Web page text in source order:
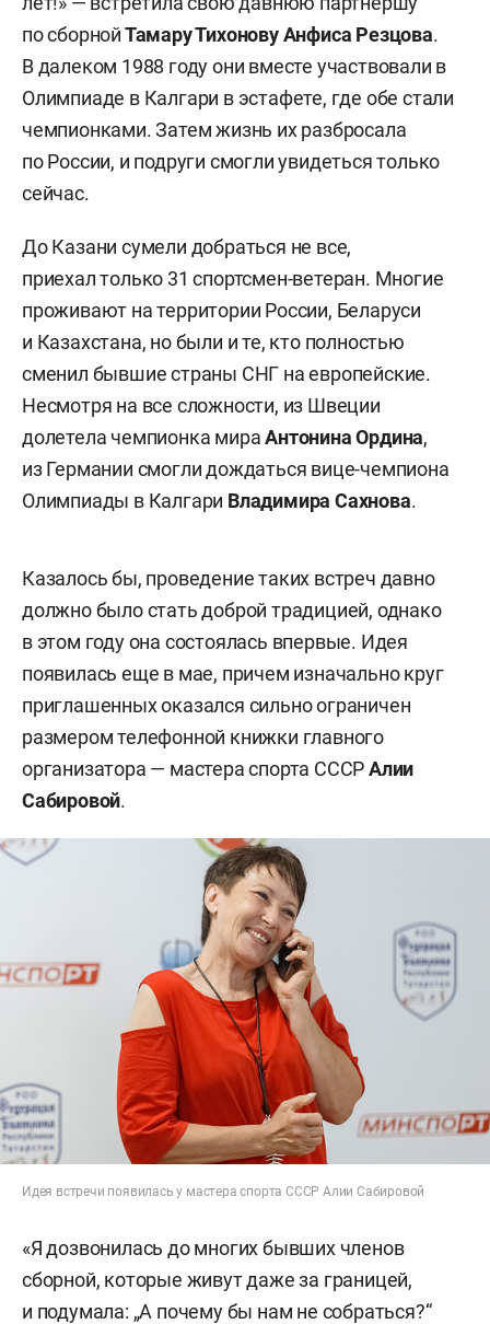
по сборнойТамару Тихонову Анфиса Резцова.
В далеком 1988 году они вместе участвовали в
Олимпиаде в Калгари в эстафете, где обе стали
чемпионками. Затем жизнь их разбросала
по России, и подруги смогли увидеться только
сейчас.
До Казани сумели добраться не все,
приехал только 31 спортсмен-ветеран. Многие
проживают на территории России, Беларуси
и Казахстана, но были и те, кто полностью
сменил бывшие страны СНГ на европейские.
Несмотря на все сложности, из Швеции
долетела чемпионка мираАнтонина Ордина,
из Германии смогли дождаться вице-чемпиона
Олимпиады в Калгари Владимира Сахнова.
Казалось бы, проведение таких встреч давно
должно было стать доброй традицией, однако
в этом году она состоялась впервые. Идея
появилась еще в мае, причем изначально круг
приглашенных оказался сильно ограничен
размером телефонной книжки главного
организатора — мастера спорта СССРАлии
Сабировой.
Идея встречи появилась у мастера спорта СССР Алии Сабировой
«Я дозвонилась до многих бывших членов
сборной, которые живут даже за границей,
и подумала: „А почему бы нам не собраться?“